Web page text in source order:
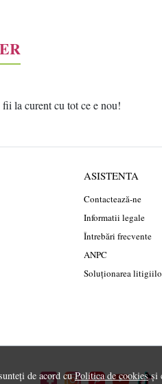
de acord cuPolitica de cookiesși
la curent cu tot ce e nou!
ASISTENTA
Contactează-ne
Informatii legale
Întrebări frecvente
ANPC
Soluționarea